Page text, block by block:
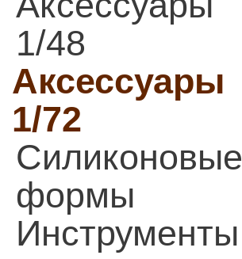
1/48
Аксессуары
1/72
Силиконовые
формы
Инструменты